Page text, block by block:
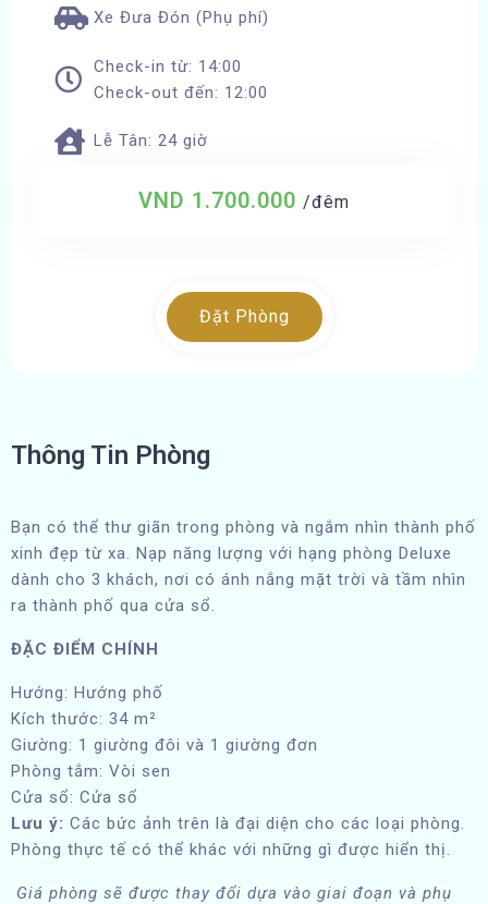
Xe Đưa Đón (Phụ phí)
Check-in từ: 14:00
Check-out đến: 12:00
Lễ Tân: 24 giờ
VND 1.700.000 /đêm
Đặt Phòng
Thông Tin Phòng
Bạn có thể thư giãn trong phòng và ngắm nhìn thành phố
xinh đẹp từ xa. Nạp năng lượng với hạng phòng Deluxe
dành cho 3 khách, nơi có ánh nắng mặt trời và tầm nhìn
ra thành phố qua cửa sổ.
ĐẶC ĐIỂM CHÍNH
Hướng: Hướng phố
Kích thước: 34 m²
Giường: 1 giường đôi và 1 giường đơn
Phòng tắm: Vòi sen
Cửa sổ: Cửa sổ
Lưu ý: Các bức ảnh trên là đại diện cho các loại phòng.
Phòng thực tế có thể khác với những gì được hiển thị.
Giá phòng sẽ được thay đổi dựa vào giai đoạn và phụ